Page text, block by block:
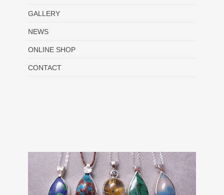
GALLERY
NEWS
ONLINE SHOP
CONTACT